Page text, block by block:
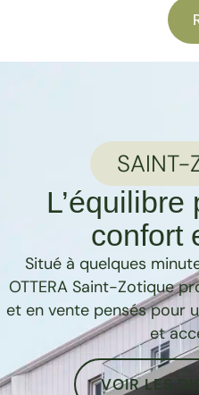
SAINT-
confort
Situé à quelques
OTTERA Saint-Zotique
et en vente pensés pour
et
VOIR LES